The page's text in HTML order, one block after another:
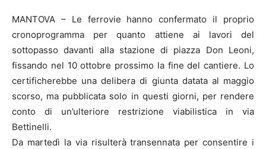
MANTOVA – Le ferrovie hanno confermato il proprio
cronoprogramma per quanto attiene ai lavori del
sottopasso davanti alla stazione di piazza Don Leoni,
fissando nel 10 ottobre prossimo la fine del cantiere. Lo
certificherebbe una delibera di giunta datata al maggio
scorso, ma pubblicata solo in questi giorni, per rendere
conto di un’ulteriore restrizione viabilistica in via
Bettinelli.
Da martedì la via risulterà transennata per consentire i